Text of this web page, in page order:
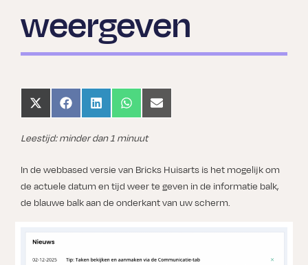
weergeven
Share
on
(Twitter)
Share
on
Share
on
Share
on
Share
on
Leestijd: minder dan 1 minuut
In de webbased versie van Bricks Huisarts is het mogelijk om
de actuele datum en tijd weer te geven in de informatie balk,
de blauwe balk aan de onderkant van uw scherm.